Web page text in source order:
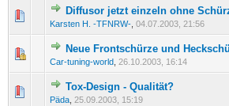
Diffusor jetzt einzeln ohne
Karsten H. -TFNRW- 04.07.2003, 21:56
0 Bewertung(en) - 0 von 5
1 2345
Neue Frontschürze und
Car-tuning-world 26.10.2003, 16:14
0 Bewertung(en) - 0 von 5
123 4 5
Tox-Design - Qualität?
Päda 25.09.2003, 15:19
0 Bewertung(en) - 0 von 5
12